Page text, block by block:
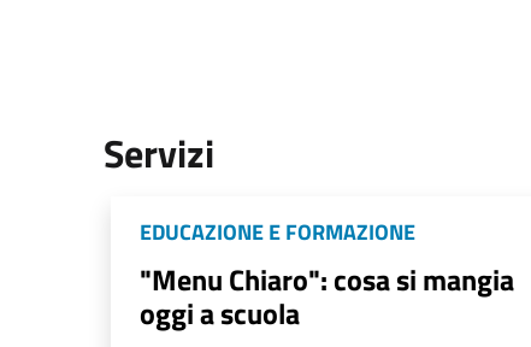
Servizi
EDUCAZIONE E FORMAZIONE
"Menu Chiaro": cosa si mangia
oggi a scuola